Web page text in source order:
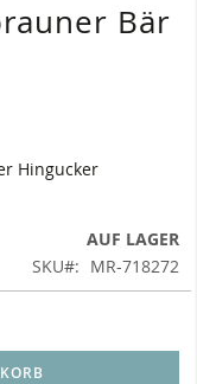
Bär
Hingucker
AUF LAGER
SKU
MR-718272